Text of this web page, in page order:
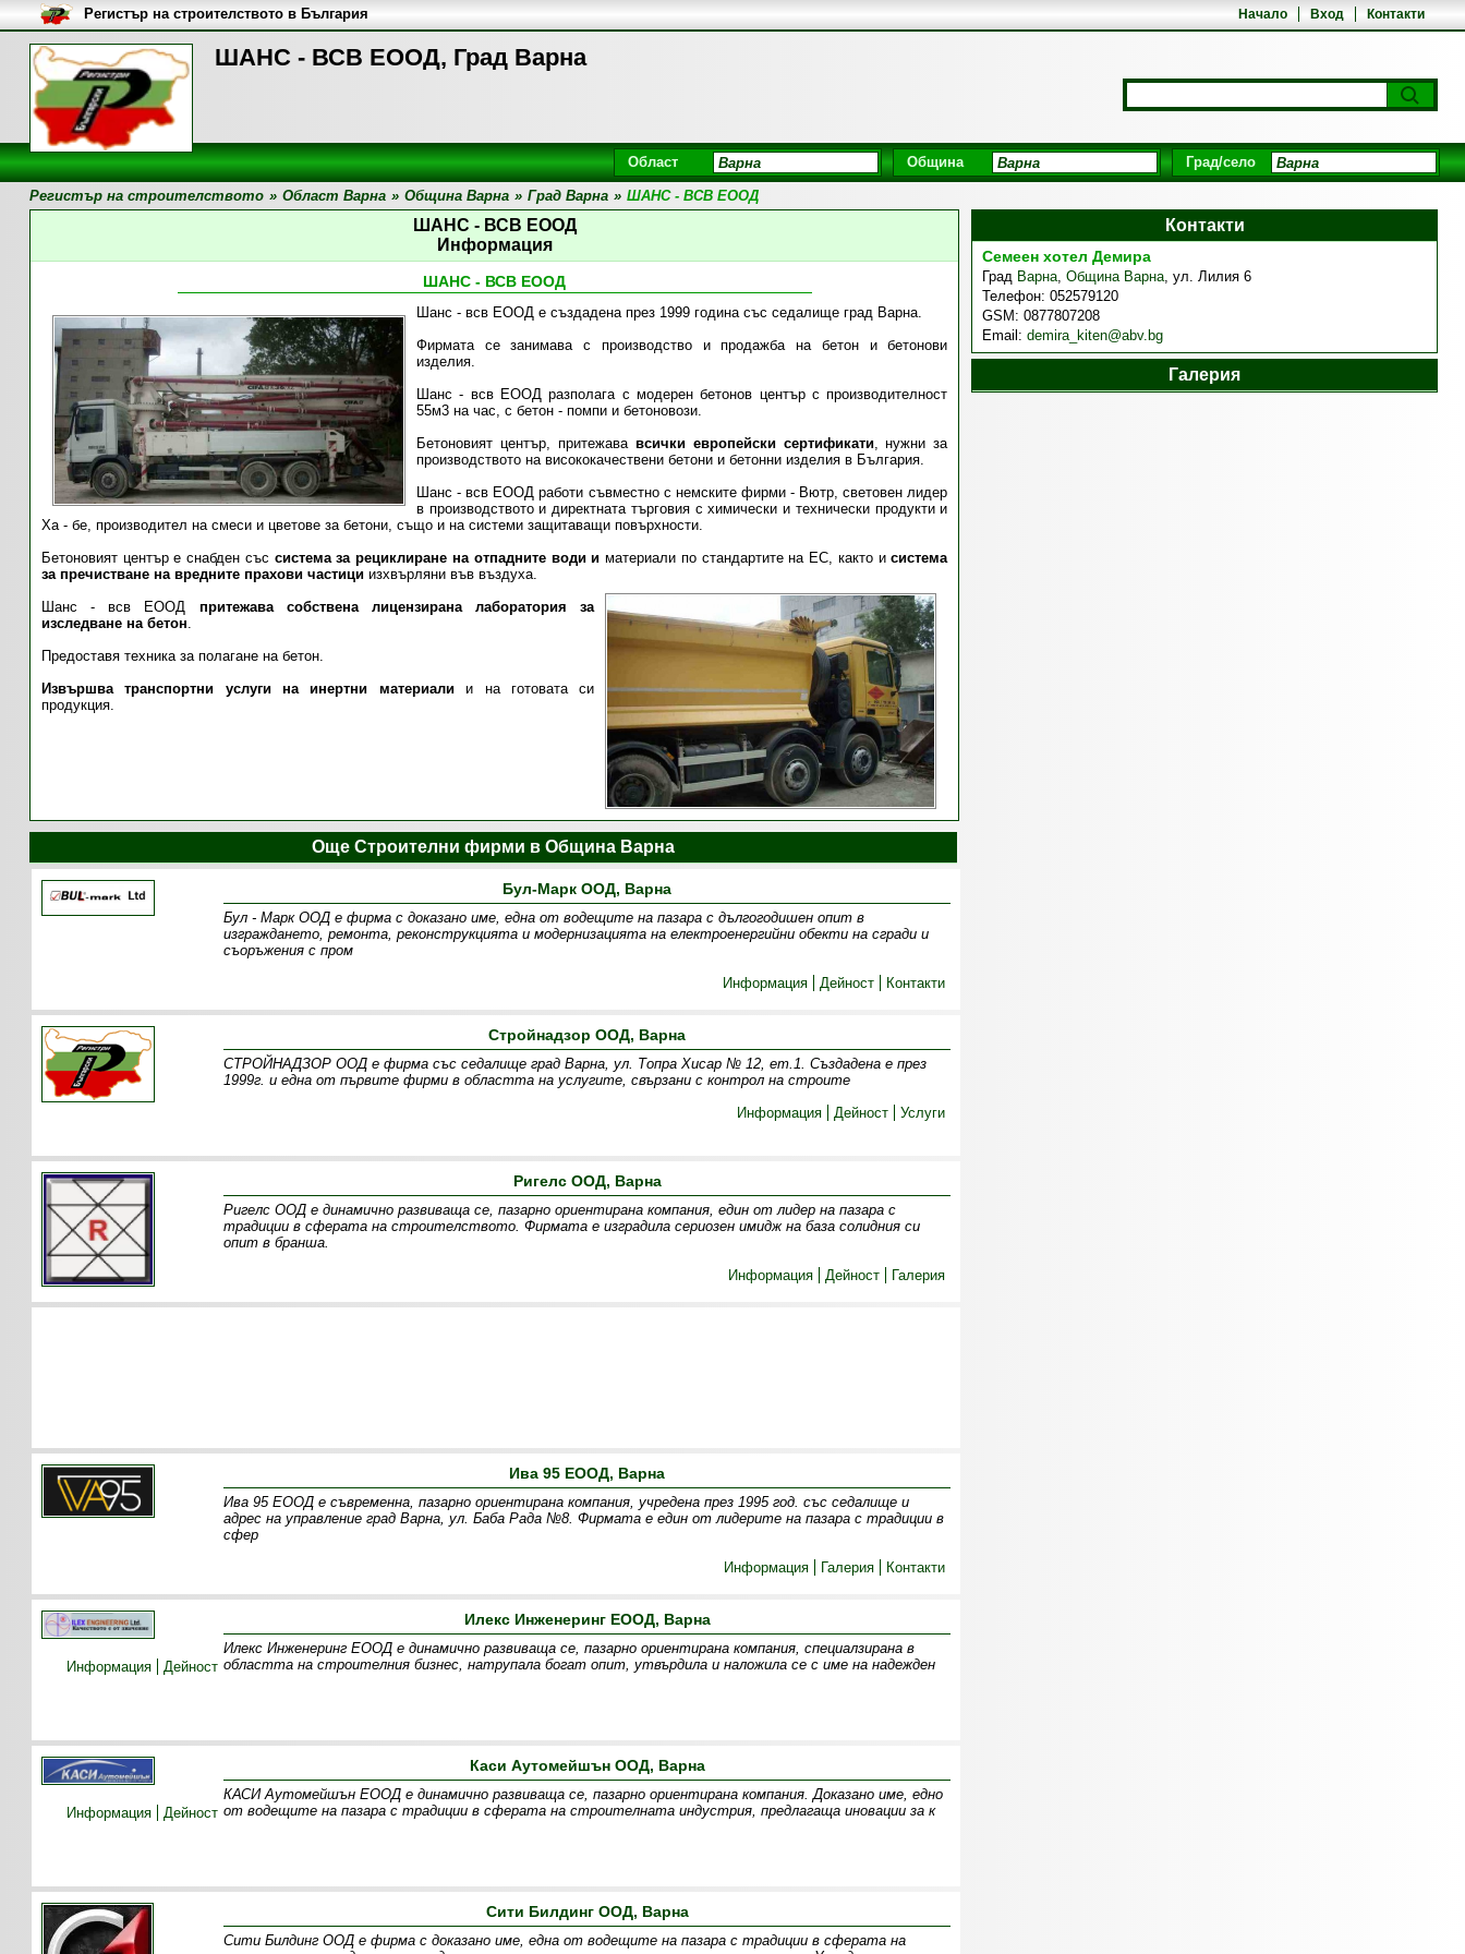
ШАНС - ВСВ ЕООД, Град Варна
Начало Вход Контакти
Регистър на строителството в България
Област Община Град/село
Регистър на строителството » Област Варна » Община Варна » Град Варна » ШАНС - ВСВ ЕООД
ШАНС - ВСВ ЕООД
Информация
ШАНС - ВСВ ЕООД
Шанс - всв ЕООД е създадена през 1999 година със седалище град Варна.
Фирмата се занимава с производство и продажба на бетон и бетонови
изделия.
Шанс - всв ЕООД разполага с модерен бетонов център с производителност
55м3 на час, с бетон - помпи и бетоновози.
Бетоновият център, притежава всички европейски сертификати, нужни за
производството на висококачествени бетони и бетонни изделия в България.
Шанс - всв ЕООД работи съвместно с немските фирми - Вютр, световен лидер
в производството и директната търговия с химически и технически продукти и
Ха - бе, производител на смеси и цветове за бетони, също и на системи защитаващи повърхности.
Бетоновият център е снабден със система за рециклиране на отпадните води и материали по стандартите на ЕС, както исистема
за пречистване на вредните прахови частициизхвърляни във въздуха.
Шанс - всв ЕООД притежава
собствена лицензирана лаборатория за
изследване на бетон.
Предоставя техника за полагане на бетон.
Извършва транспортни услуги на инертни материалии на готовата си
продукция.
Контакти
Семеен хотел Демира
Град Варна, Община Варна, ул. Лилия 6
Телефон: 052579120
GSM: 0877807208
Email: demira_kiten@abv.bg
Галерия
Още Строителни фирми в Община Варна
Бул-Марк ООД, Варна
Бул - Марк ООД е фирма с доказано име, една от водещите на пазара с дългогодишен опит в
изграждането, ремонта, реконструкцията и модернизацията на електроенергийни обекти на сгради и
съоръжения с пром
Информация
Дейност Контакти
Стройнадзор ООД, Варна
СТРОЙНАДЗОР ООД е фирма със седалище град Варна, ул. Топра Хисар № 12, ет.1. Създадена е през
1999г. и една от първите фирми в областта на услугите, свързани с контрол на строите
Информация
Дейност Услуги
Ригелс ООД, Варна
Ригелс ООД е динамично развиваща се, пазарно ориентирана компания, един от лидер на пазара с
традиции в сферата на строителството. Фирмата е изградила сериозен имидж на база солидния си
опит в бранша.
Информация
Дейност Галерия
Ива 95 ЕООД, Варна
Ива 95 ЕООД е съвременна, пазарно ориентирана компания, учредена през 1995 год. със седалище и
адрес на управление град Варна, ул. Баба Рада №8. Фирмата е един от лидерите на пазара с традиции в
сфер
Информация
Галерия Контакти
Илекс Инженеринг ЕООД, Варна
Илекс Инженеринг ЕООД е динамично развиваща се, пазарно ориентирана компания, специалзирана в
областта на строителния бизнес, натрупала богат опит, утвърдила и наложила се с име на надежден
Информация Дейност
Каси Аутомейшън ООД, Варна
КАСИ Аутомейшън ЕООД е динамично развиваща се, пазарно ориентирана компания. Доказано име, едно
от водещите на пазара с традиции в сферата на строителната индустрия, предлагаща иновации за к
Информация Дейност
Сити Билдинг ООД, Варна
Сити Билдинг ООД е фирма с доказано име, една от водещите на пазара с традиции в сферата на